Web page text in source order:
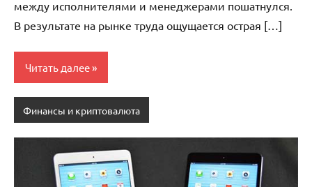
между исполнителями и менеджерами пошатнулся.
В результате на рынке труда ощущается острая […]
Читать далее
Финансы и криптовалюта